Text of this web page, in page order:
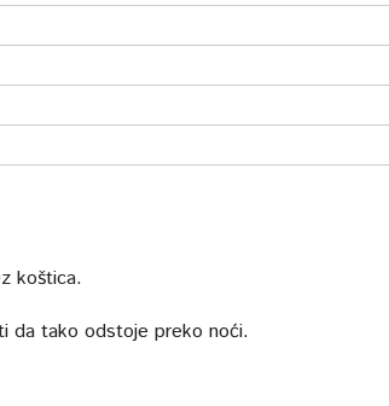
koštica.
da tako odstoje preko noći.